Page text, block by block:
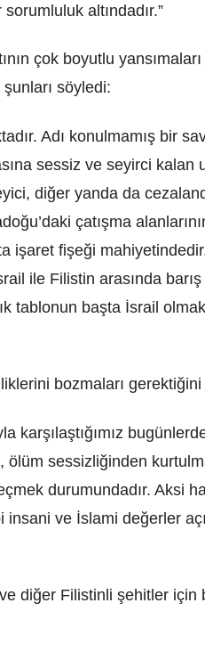
altındadır.”
çok boyutlu
söyledi:
Adı konulmamış bir
sessiz ve seyirci kalan
diğer yanda da
çatışma
işaret fişeği
ile Filistin arasında
tablonun başta İsrail
bozmaları
karşılaştığımız
ölüm sessizliğinden
durumundadır. Aksi
insani ve İslami değerler
diğer Filistinli şehitler için